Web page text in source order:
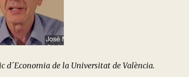
d´Economia de la Universitat de València.